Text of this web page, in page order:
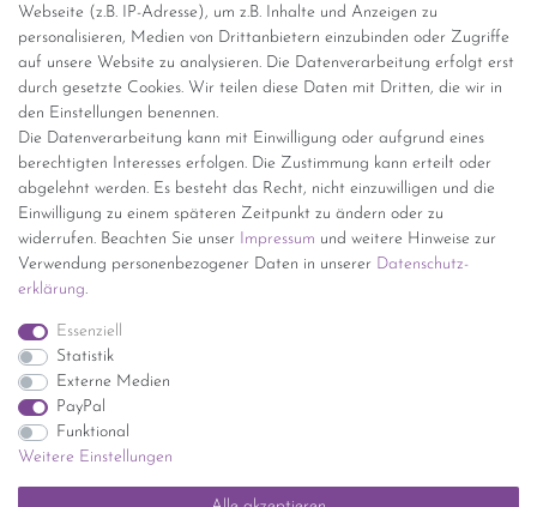
Webseite (z.B. IP-Adresse), um z.B. Inhalte und Anzeigen zu
personalisieren, Medien von Drittanbietern einzubinden oder Zugriffe
auf unsere Website zu analysieren. Die Datenverarbeitung erfolgt erst
durch gesetzte Cookies. Wir teilen diese Daten mit Dritten, die wir in
den Einstellungen benennen.
Die Datenverarbeitung kann mit Einwilligung oder aufgrund eines
berechtigten Interesses erfolgen. Die Zustimmung kann erteilt oder
abgelehnt werden. Es besteht das Recht, nicht einzuwilligen und die
Einwilligung zu einem späteren Zeitpunkt zu ändern oder zu
widerrufen. Beachten Sie unser Impressum und weitere Hinweise zur
Verwendung personenbezogener Daten in unserer Daten­schutz­
erklärung.
Essenziell
Statistik
Externe Medien
PayPal
Funktional
Weitere Einstellungen
Versand per GLS (6,90 Euro) oder DHL (8,49 Euro ) inkl. MwSt.
(innerhalb Deutschlands)
kostenfreie Lieferung ab 150 Euro Warenwert (innerhalb
Deutschlands)
Übersicht Internationale Versandkosten
Wir kaufen an
Sie haben zuviel Porzellan im Schrank? Gerne kaufen wir dieses an.
Einfach unverbindliches Angebot anfordern.
*Endpreis inkl. MwSt. (Dieser Artikel unterliegt gem. § 25a
UStG der Differenzbesteuerung, ein Ausweis der
Mehrwertsteuer auf der Rechnung erfolgt nicht.)
Impressum Daten­schutz­erklärung